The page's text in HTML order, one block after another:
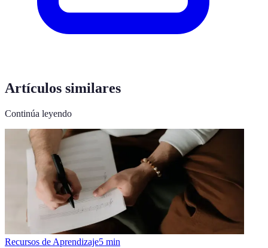
Artículos similares
Continúa leyendo
Recursos de Aprendizaje5 min